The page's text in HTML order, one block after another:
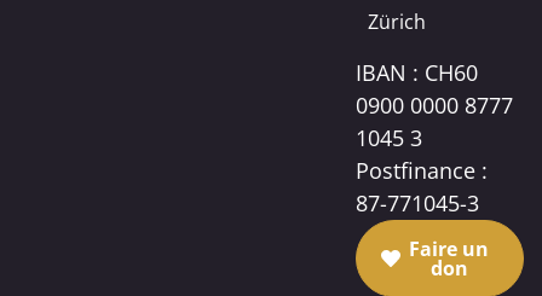
Zürich
IBAN : CH60
0900 0000 8777
1045 3
Postfinance :
87-771045-3
Faire un
don